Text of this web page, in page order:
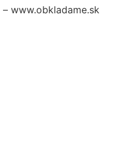
– www.obkladame.sk